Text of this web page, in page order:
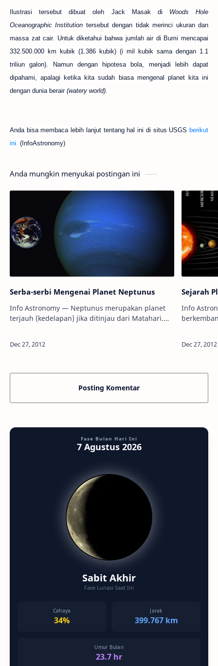
Ilustrasi tersebut dibuat oleh Jack Masak di Woods Hole
Oceanographic Institution tersebut dengan tidak merinci ukuran dan
massa zat cair. Untuk diketahui bahwa jumlah air di Bumi mencapai
332.500.000 km kubik (1.386 kubik) (i mil kubik sama dengan 1.1
triliun galon). Namun dengan hipotesa bola, menjadi lebih dapat
dipahami, apalagi ketika kita sudah biasa mengenal planet kita ini
dengan dunia berair (watery world).
Anda bisa membaca lebih lanjut tentang hal ini di situs USGS berikut
ini. (InfoAstronomy)
Anda mungkin menyukai postingan ini
Serba-serbi Mengenai Planet Neptunus
Info Astronomy — Neptunus merupakan planet
terjauh (kedelapan) jika ditinjau dari Matahari.
Sejarah
Info
belakan…
Posting Komentar
Fase Bulan Hari Ini
7 Agustus 2026
Sabit Akhir
Fase Lunasi Saat Ini
Cahaya
34%
Jarak
399.767 km
Umur Bulan
23.7 hr